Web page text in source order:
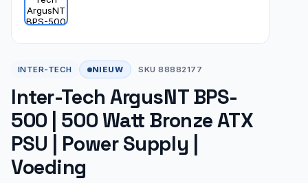
INTER-TECH NIEUW SKU 88882177
Inter-Tech ArgusNT BPS-
500 | 500 Watt Bronze ATX
PSU | Power Supply |
Voeding